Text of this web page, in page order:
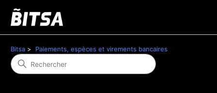
Bitsa Paiements, espèces et virements bancaires